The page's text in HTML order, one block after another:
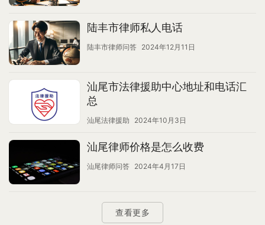
陆丰市律师私人电话
陆丰市律师问答 2024年12月11日
汕尾市法律援助中心地址和电话汇
总
汕尾法律援助 2024年10月3日
汕尾律师价格是怎么收费
汕尾律师问答 2024年4月17日
查看更多